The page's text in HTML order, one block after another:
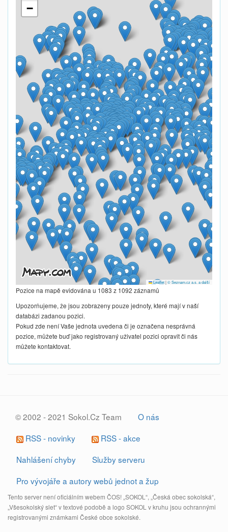
−
Leaflet|© Seznam.cz a.s. a další
Pozice na mapě evidována u 1083 z 1092 záznamů
Upozorňujeme, že jsou zobrazeny pouze jednoty, které mají v naší
databázi zadanou pozici.
Pokud zde není Vaše jednota uvedena či je označena nesprávná
pozice, můžete buď jako registrovaný uživatel pozici opravit či nás
můžete kontaktovat.
© 2002 - 2021 Sokol.Cz Team
O nás
RSS - novinky
RSS - akce
Nahlášení chyby
Služby serveru
Pro vývojáře a autory webů jednot a žup
Tento server není oficiálním webem ČOS! „SOKOL“, „Česká obec sokolská“,
„Všesokolský slet“ v textové podobě a logo SOKOL v kruhu jsou ochrannými
registrovanými známkami České obce sokolské.